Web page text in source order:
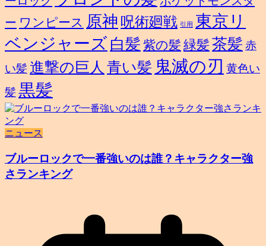
ー ワンピース 原神 呪術廻戦 引用
東京リ
ベンジャーズ 白髪 紫の髪 緑髪 茶髪 赤
い髪進撃の巨人 青い髪 鬼滅の刃 黄色い
髪黒髪
ニュース
ブルーロックで一番強いのは誰？キャラクター強
さランキング